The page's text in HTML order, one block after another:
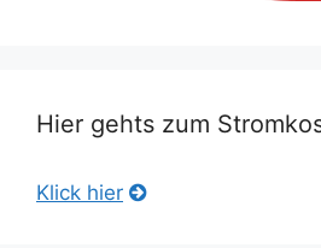
Hier gehts zum
Klick hier